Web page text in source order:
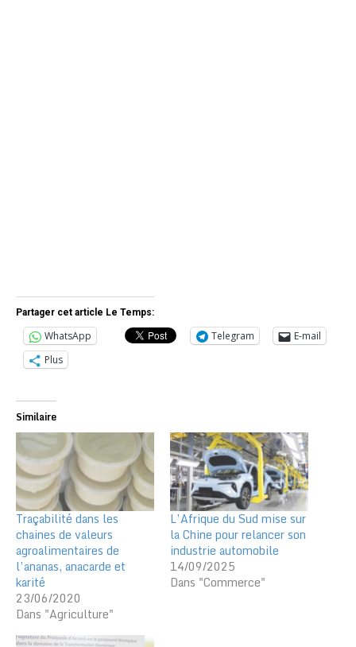
Partager cet article Le Temps:
WhatsApp Telegram
E-mail
Plus
Similaire
Traçabilité dans les
chaines de valeurs
agroalimentaires de
l’ananas, anacarde et
karité
23/06/2020
Dans "Agriculture"
L’Afrique du Sud mise sur
la Chine pour relancer son
industrie automobile
14/09/2025
Dans "Commerce"